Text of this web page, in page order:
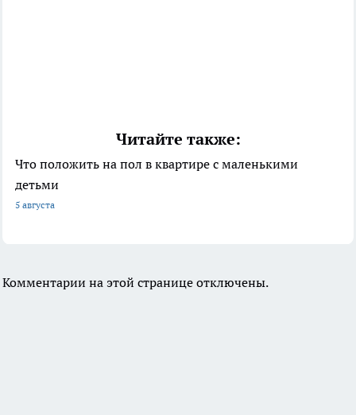
Читайте также:
Что положить на пол в квартире с маленькими
детьми
5 августа
Комментарии на этой странице отключены.